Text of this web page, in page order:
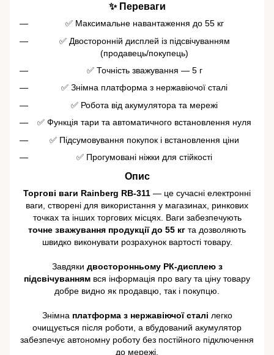
✨ Переваги
✅ Максимальне навантаження до 55 кг
✅ Двосторонній дисплей із підсвічуванням
(продавець/покупець)
✅ Точність зважування — 5 г
✅ Знімна платформа з нержавіючої сталі
✅ Робота від акумулятора та мережі
✅ Функція тари та автоматичного встановлення нуля
✅ Підсумовування покупок і встановлення ціни
✅ Прогумовані ніжки для стійкості
Опис
Торгові ваги Rainberg RB-311 — це сучасні електронні
ваги, створені для використання у магазинах, ринкових
точках та інших торгових місцях. Ваги забезпечують
точне зважування продукції до 55 кг та дозволяють
швидко виконувати розрахунок вартості товару.
Завдяки двосторонньому РК-дисплею з
підсвічуванням вся інформація про вагу та ціну товару
добре видно як продавцю, так і покупцю.
Знімна платформа з нержавіючої сталі легко
очищується після роботи, а вбудований акумулятор
забезпечує автономну роботу без постійного підключення
до мережі.